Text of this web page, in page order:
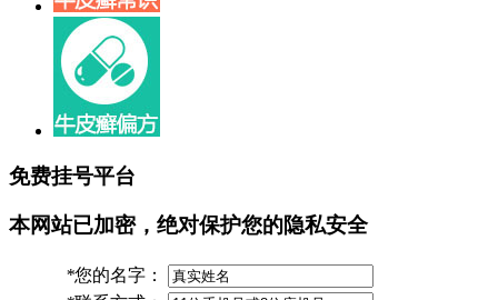
免费挂号平台
本网站已加密，绝对保护您的隐私安全
*您的名字：